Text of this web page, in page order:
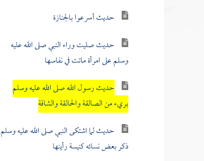
حديث أسرعوا بالجنازة
حديث صليت وراء النبي صلى الله عليه
وسلم على امرأة ماتت في نفاسها
حديث رسول الله صلى الله عليه وسلم
بريء من الصالقة والحالقة والشاقة
حديث لما اشتكى النبي صلى الله عليه وسلم
ذكر بعض نسائه كنيسة رأينها